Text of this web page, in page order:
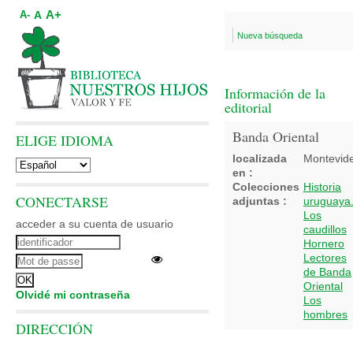
Nueva búsqueda
Información de la
editorial
Banda Oriental
localizada
en :
Colecciones
adjuntas :
Historia
uruguaya.
Los
caudillos
Hornero
Lectores
de Banda
Oriental
Los
hombres
A- A A+
ELIGE IDIOMA
CONECTARSE
acceder a su cuenta de usuario
Olvidé mi contraseña
DIRECCIÓN